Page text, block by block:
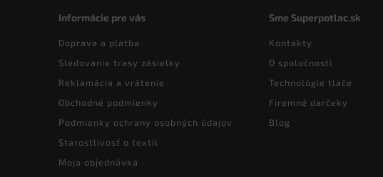
Informácie pre vás
Doprava a platba
Sledovanie trasy zásielky
Reklamácia a vrátenie
Obchodné podmienky
Podmienky ochrany osobných údajov
Starostlivosť o textil
Moja objednávka
Sme Superpotlac.sk
Kontakty
O spoločnosti
Technológie tlače
Firemné darčeky
Blog